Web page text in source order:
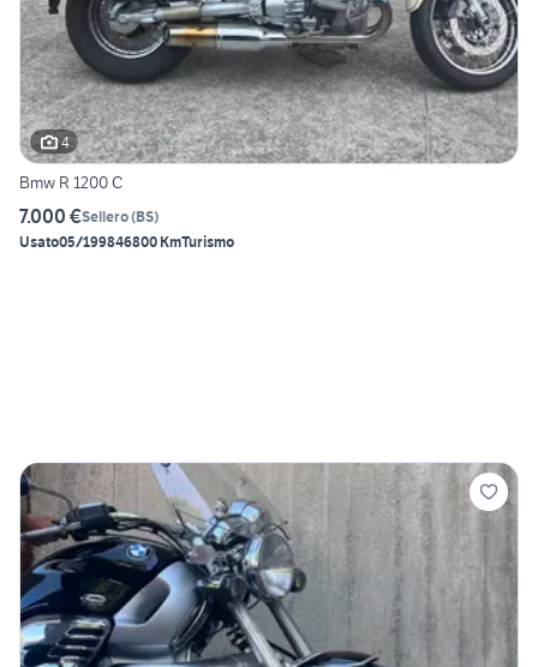
4
Bmw R 1200 C
7.000 €Sellero(BS)
Usato05/199846800 KmTurismo